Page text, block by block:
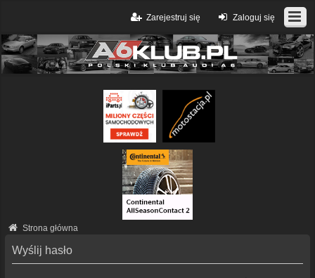
Zaloguj się
Zarejestruj się
Strona główna
Wyślij hasło